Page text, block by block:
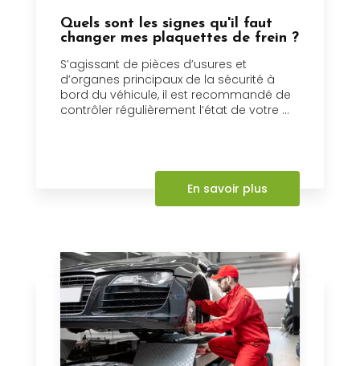
Quels sont les signes qu'il faut
changer mes plaquettes de frein ?
S’agissant de pièces d’usures et
d’organes principaux de la sécurité à
bord du véhicule, il est recommandé de
contrôler régulièrement l’état de votre ...
En savoir plus